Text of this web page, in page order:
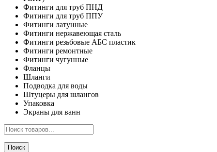
Фитинги для труб ПНД
Фитинги для труб ППУ
Фитинги латунные
Фитинги нержавеющая сталь
Фитинги резьбовые АБС пластик
Фитинги ремонтные
Фитинги чугунные
Фланцы
Шланги
Подводка для воды
Штуцеры для шлангов
Упаковка
Экраны для ванн
Поиск